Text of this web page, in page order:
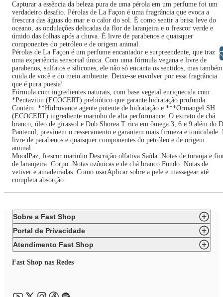
Capturar a essência da beleza pura de uma pérola em um perfume foi um
verdadeiro desafio. Pérolas de La Façon é uma fragrância que evoca a
frescura das águas do mar e o calor do sol. É como sentir a brisa leve do
oceano, as ondulações delicadas da flor de laranjeira e o frescor verde e
úmido das folhas após a chuva. É livre de parabenos e quaisquer
componentes do petróleo e de origem animal.
Pérolas de La Façon é um perfume encantador e surpreendente, que traz
uma experiência sensorial única. Com uma fórmula vegana e livre de
parabenos, sulfatos e silicones, ele não só encanta os sentidos, mas também
cuida de você e do meio ambiente. Deixe-se envolver por essa fragrância
que é pura poesia!
Fórmula com ingredientes naturais, com base vegetal enriquecida com
*Pentavitin (ECOCERT) prebiótico que garante hidratação profunda.
Contém: **Hidrovance agente potente de hidratação e ***Ormangel SH
(ECOCERT) ingrediente marinho de alta performance. O extrato de chá
branco, óleo de girassol e Dub Shorea T rica em ômega 3, 6 e 9 além do
Pantenol, previnem o ressecamento e garantem mais firmeza e tonicidade.
livre de parabenos e quaisquer componentes do petróleo e de origem
animal.
MoodPaz, frescor marinho Descrição olfativa Saída: Notas de toranja e
de laranjeira. Corpo: Notas ozônicas e de chá branco.Fundo: Notas de
vetiver e amadeiradas. Como usarAplicar sobre a pele e massagear até
completa absorção.
Sobre a Fast Shop
Portal de Privacidade
Atendimento Fast Shop
Fast Shop nas Redes
Libras